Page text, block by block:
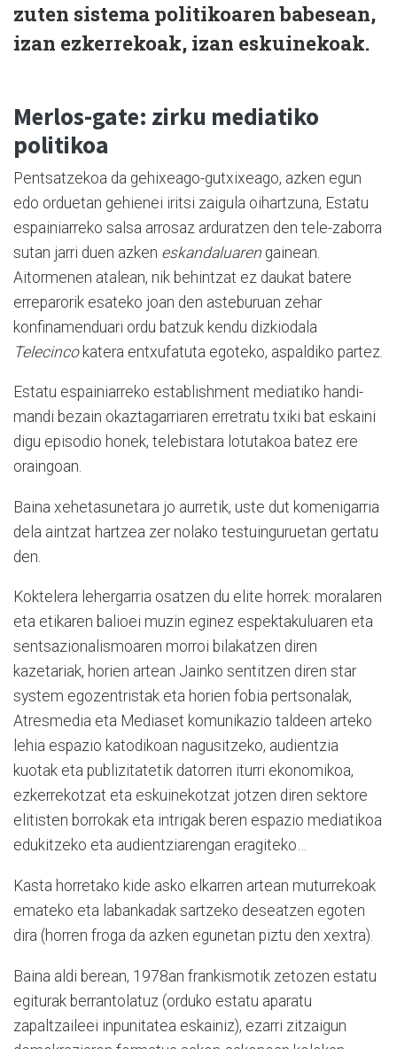
zuten sistema politikoaren babesean,
izan ezkerrekoak, izan eskuinekoak.
Merlos-gate: zirku mediatiko
politikoa
Pentsatzekoa da gehixeago-gutxixeago, azken egun
edo orduetan gehienei iritsi zaigula oihartzuna, Estatu
espainiarreko salsa arrosaz arduratzen den tele-zaborra
sutan jarri duen azken eskandaluaren gainean.
Aitormenen atalean, nik behintzat ez daukat batere
erreparorik esateko joan den asteburuan zehar
konfinamenduari ordu batzuk kendu dizkiodala
Telecincokatera entxufatuta egoteko, aspaldiko partez.
Estatu espainiarreko establishment mediatiko handi-
mandi bezain okaztagarriaren erretratu txiki bat eskaini
digu episodio honek, telebistara lotutakoa batez ere
oraingoan.
Baina xehetasunetara jo aurretik, uste dut komenigarria
dela aintzat hartzea zer nolako testuinguruetan gertatu
den.
Koktelera lehergarria osatzen du elite horrek: moralaren
eta etikaren balioei muzin eginez espektakuluaren eta
sentsazionalismoaren morroi bilakatzen diren
kazetariak, horien artean Jainko sentitzen diren star
system egozentristak eta horien fobia pertsonalak,
Atresmedia eta Mediaset komunikazio taldeen arteko
lehia espazio katodikoan nagusitzeko, audientzia
kuotak eta publizitatetik datorren iturri ekonomikoa,
ezkerrekotzat eta eskuinekotzat jotzen diren sektore
elitisten borrokak eta intrigak beren espazio mediatikoa
edukitzeko eta audientziarengan eragiteko…
Kasta horretako kide asko elkarren artean muturrekoak
emateko eta labankadak sartzeko deseatzen egoten
dira (horren froga da azken egunetan piztu den xextra).
Baina aldi berean, 1978an frankismotik zetozen estatu
egiturak berrantolatuz (orduko estatu aparatu
zapaltzaileei inpunitatea eskainiz), ezarri zitzaigun